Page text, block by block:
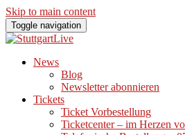
Skip to main content
Toggle navigation
News
Blog
Newsletter abonnieren
Tickets
Ticket Vorbestellung
Ticketcenter – im Herzen